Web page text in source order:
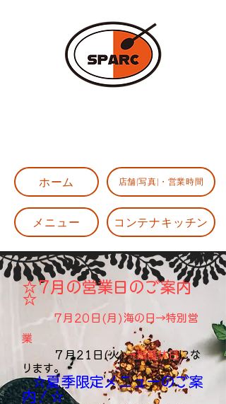
ホーム
メニュー
店舗(写真)・営業時間
コンテナキッチン
☆7月の営業日のご案内
☆
7月20日(月)海の日→特別営
業
７月21日(火)→振替休日にな
ります。
☆夏季限定メニューのご案
内！☆